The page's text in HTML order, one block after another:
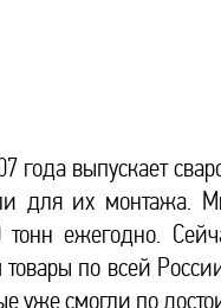
года выпускает
для их монтажа.
ежегодно.
по всей
уже смогли по